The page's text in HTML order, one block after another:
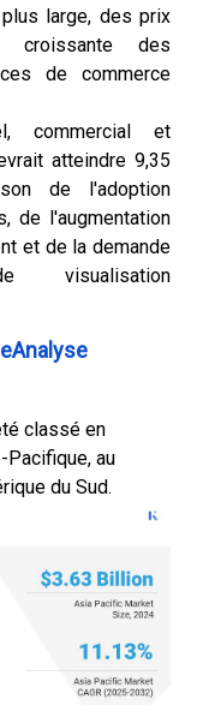
large, des prix
croissante des
de commerce
commercial et
atteindre 9,35
de l'adoption
de l'augmentation
et de la demande
visualisation
classé en
Pacifique, au
du Sud.